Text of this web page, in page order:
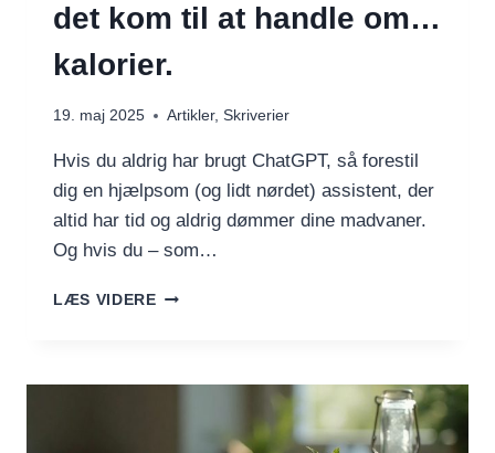
det kom til at handle om…
kalorier.
19. maj 2025 Artikler, Skriverier
Hvis du aldrig har brugt ChatGPT, så forestil
dig en hjælpsom (og lidt nørdet) assistent, der
altid har tid og aldrig dømmer dine madvaner.
Og hvis du – som…
LÆS VIDEREJEG
SNAK